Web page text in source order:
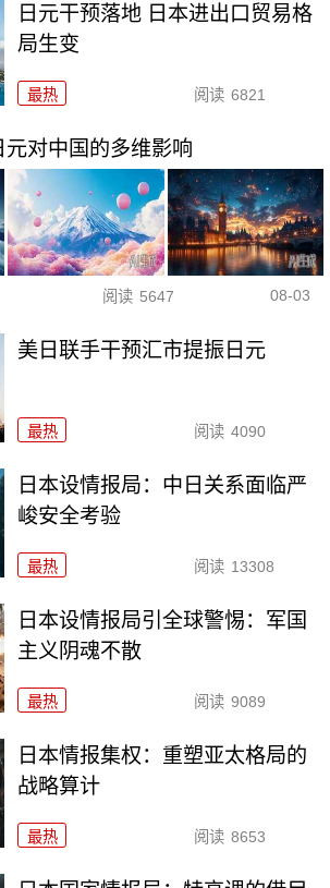
日元干预落地 日本进出口贸易格
局生变
最热 阅读 6821
对中国的多维影响
阅读 5647 08-03
美日联手干预汇市提振日元
最热 阅读 4090
日本设情报局：中日关系面临严
峻安全考验
最热 阅读 13308
日本设情报局引全球警惕：军国
主义阴魂不散
最热 阅读 9089
日本情报集权：重塑亚太格局的
战略算计
最热 阅读 8653